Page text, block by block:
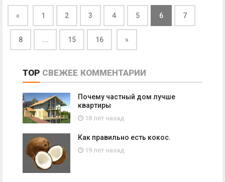
« 1 2 3 4 5 6 7
8 ... 15 16 »
TOP СВЕЖЕЕ КОММЕНТАРИИ
Почему частный дом лучше
квартиры
18 лет назад
Как правильно есть кокос.
19 лет назад